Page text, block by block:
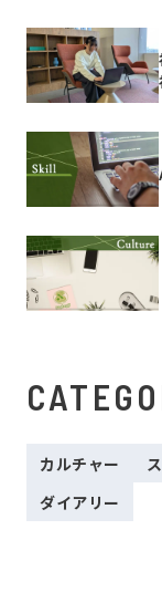
カルチャー
ダイアリー